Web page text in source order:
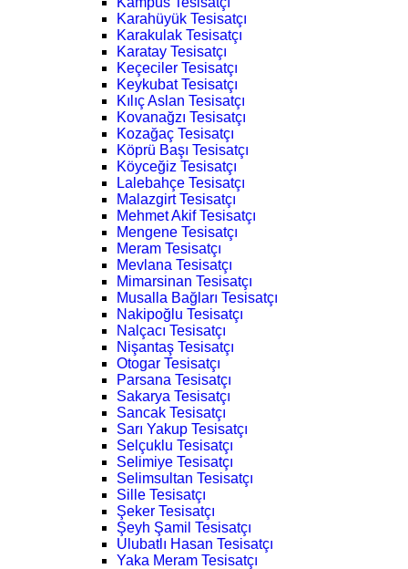
Karahüyük Tesisatçı
Karakulak Tesisatçı
Karatay Tesisatçı
Keçeciler Tesisatçı
Keykubat Tesisatçı
Kılıç Aslan Tesisatçı
Kovanağzı Tesisatçı
Kozağaç Tesisatçı
Köprü Başı Tesisatçı
Köyceğiz Tesisatçı
Lalebahçe Tesisatçı
Malazgirt Tesisatçı
Mehmet Akif Tesisatçı
Mengene Tesisatçı
Meram Tesisatçı
Mevlana Tesisatçı
Mimarsinan Tesisatçı
Musalla Bağları Tesisatçı
Nakipoğlu Tesisatçı
Nalçacı Tesisatçı
Nişantaş Tesisatçı
Otogar Tesisatçı
Parsana Tesisatçı
Sakarya Tesisatçı
Sancak Tesisatçı
Sarı Yakup Tesisatçı
Selçuklu Tesisatçı
Selimiye Tesisatçı
Selimsultan Tesisatçı
Sille Tesisatçı
Şeker Tesisatçı
Şeyh Şamil Tesisatçı
Ulubatlı Hasan Tesisatçı
Yaka Meram Tesisatçı